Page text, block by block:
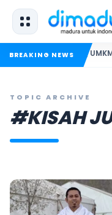
BREAKING NEWS
Dorong UMKM
TOPIC ARCHIVE
#KISAH